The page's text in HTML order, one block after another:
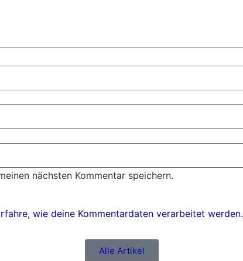
nächsten Kommentar speichern.
wie deine Kommentardaten verarbeitet werden.
Alle Artikel